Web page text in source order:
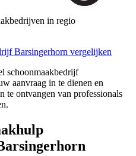
in regio
Barsingerhorn vergelijken
schoonmaakbedrijf
aanvraag in te dienen en
te ontvangen van professionals